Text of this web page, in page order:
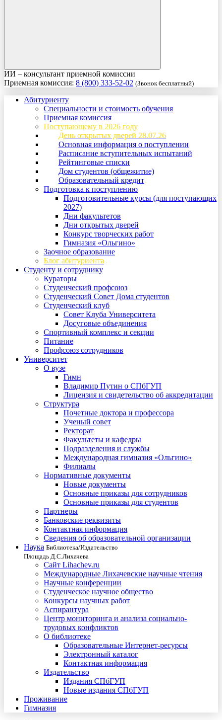
ИИ – консультант приемной комиссии
Приемная комиссия: 8 (800) 333-52-02 (Звонок бесплатный)
Абитуриенту
Специальности и стоимость обучения
Приемная комиссия
Поступающему в 2026 году
День открытых дверей 28.07.26
Основная информация о поступлении
Расписание вступительных испытаний
Рейтинговые списки
Дом студентов (общежитие)
Образовательный кредит
Подготовка к поступлению
Подготовительные курсы (для поступающих
2027)
Дни факультетов
Дни открытых дверей
Конкурс творческих работ
Гимназия «Ольгино»
Заочное образование
Блог абитуриента
Студенту и сотруднику
Кураторы
Студенческий профсоюз
Студенческий Совет Дома студентов
Студенческий клуб
Совет Клуба Университета
Досуговые объединения
Спортивный комплекс и секции
Питание
Профсоюз сотрудников
Университет
О вузе
Гимн
Владимир Путин о СПбГУП
Лицензия и свидетельство об аккредитации
Структура
Почетные доктора и профессора
Ученый совет
Ректорат
Факультеты и кафедры
Подразделения и службы
Международная гимназия «Ольгино»
Филиалы
Нормативные документы
Новые документы
Основные приказы для сотрудников
Основные приказы для студентов
Партнеры
Банковские реквизиты
Контактная информация
Сведения об образовательной организации
Наука Библиотека/Издательство
Площадь Д.С.Лихачева
Сайт Lihachev.ru
Международные Лихачевские научные чтения
Научные конференции
Студенческое научное общество
Конкурсы научных работ
Аспирантура
Центр мониторинга и анализа социально-
трудовых конфликтов
О библиотеке
Образовательные Интернет-ресурсы
Электронный каталог
Контактная информация
Издательство
Издания СПбГУП
Новые издания СПбГУП
Проживание
Гимназия